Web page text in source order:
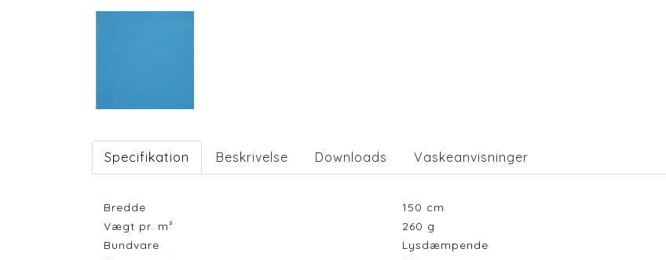
Specifikation Beskrivelse Downloads Vaskeanvisninger
Bredde 150 cm
Vægt pr. m²
260 g
Bundvare
Lysdæmpende